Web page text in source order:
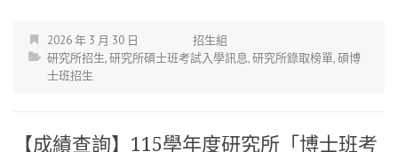
2026 年 3 月 30 日
招生組
研究所招生,研究所碩士班考試入學訊息,研究所錄取榜單,碩博
士班招生
【成績查詢】115學年度研究所「博士班考